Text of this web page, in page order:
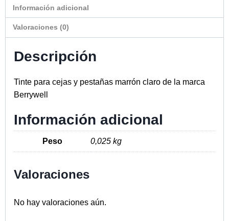
Información adicional
Valoraciones (0)
Descripción
Tinte para cejas y pestañas marrón claro de la marca
Berrywell
Información adicional
Peso 0,025 kg
Valoraciones
No hay valoraciones aún.